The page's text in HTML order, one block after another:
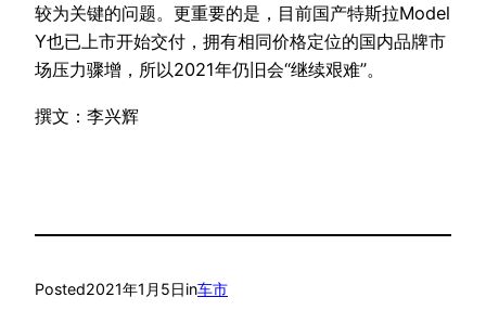
较为关键的问题。更重要的是，目前国产特斯拉Model
Y也已上市开始交付，拥有相同价格定位的国内品牌市
场压力骤增，所以2021年仍旧会“继续艰难”。
撰文：李兴辉
Posted2021年1月5日in车市